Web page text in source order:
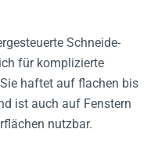
Schneide-
für komplizierte
haftet auf flachen bis
ist auch auf Fenstern
nutzbar.